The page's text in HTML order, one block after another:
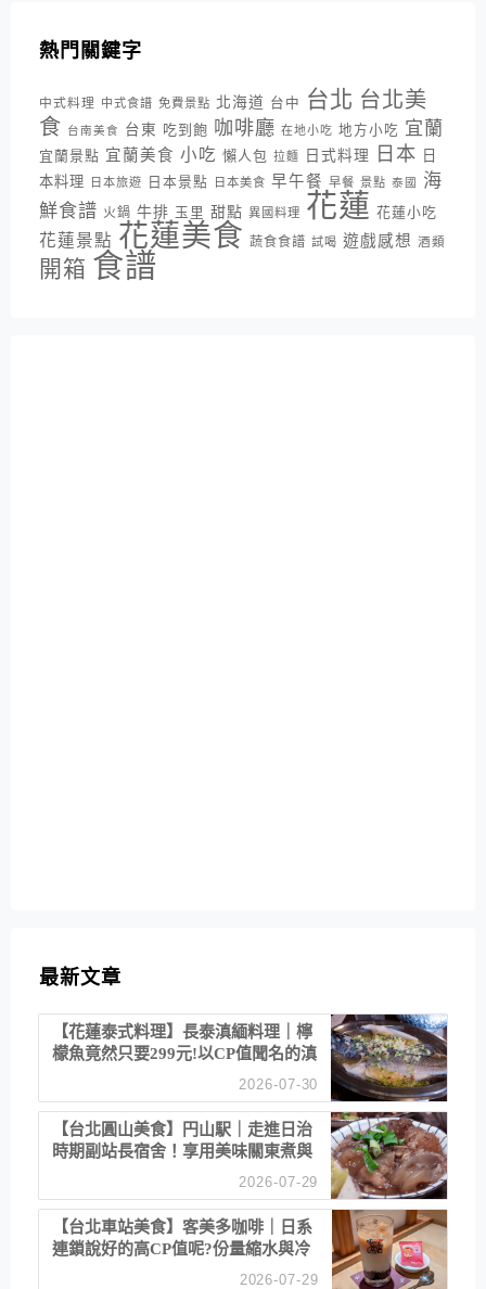
熱門關鍵字
中式料理 中式食譜 免費景點 北海道 台中 台北 台北美
食 台南美食 台東 吃到飽 咖啡廳 在地小吃 地方小吃 宜蘭
宜蘭景點 宜蘭美食 小吃 懶人包 拉麵 日式料理 日本 日
本料理
日本旅遊 日本景點 日本美食 早午餐 早餐 景點 泰國
海
鮮食譜 火鍋 牛排 玉里 甜點 異國料理 花蓮 花蓮小吃
花蓮景點 花蓮美食 蔬食食譜 試喝 遊戲感想 酒類
開箱 食譜
最新文章
【花蓮泰式料理】長泰滇緬料理｜檸
檬魚竟然只要299元!以CP值聞名的滇
2026-07-30
【台北圓山美食】円山駅｜走進日治
時期副站長宿舍！享用美味關東煮與
2026-07-29
【台北車站美食】客美多咖啡｜日系
連鎖說好的高CP值呢?份量縮水與冷
2026-07-29